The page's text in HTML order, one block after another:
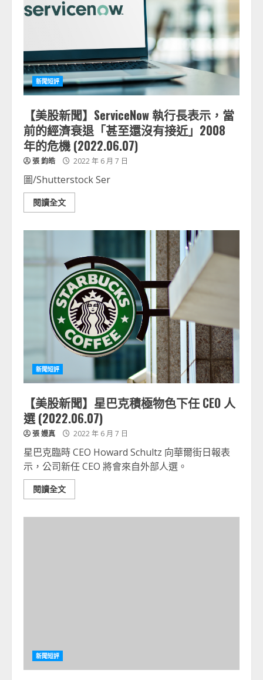
新聞短評
【美股新聞】ServiceNow 執行長表示，當
前的經濟衰退「甚至還沒有接近」2008
年的危機 (2022.06.07)
張 鈞皓 2022 年 6 月 7 日
圖/Shutterstock Ser
閱讀全文
新聞短評
【美股新聞】星巴克積極物色下任 CEO 人
選 (2022.06.07)
張 嫚真 2022 年 6 月 7 日
星巴克臨時 CEO Howard Schultz 向華爾街日報表
示，公司新任 CEO 將會來自外部人選。
閱讀全文
新聞短評